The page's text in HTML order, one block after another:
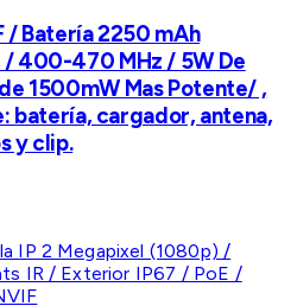
/ Batería 2250 mAh
400-470 MHz / 5W De
1500mW Mas Potente/ ,
batería, cargador, antena,
y clip.